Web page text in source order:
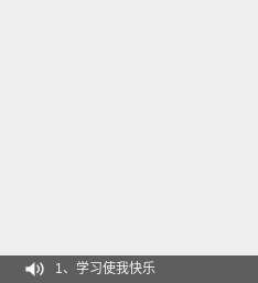
1、学习使我快乐